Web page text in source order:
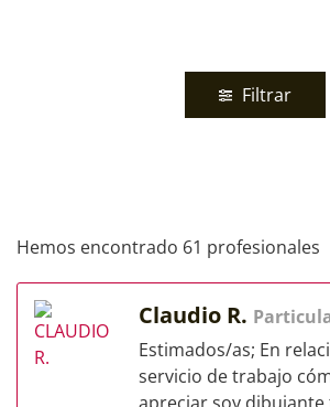
Filtrar
Hemos encontrado 61 profesionales
Claudio R.
Estimados/as; En
servicio de trabajo